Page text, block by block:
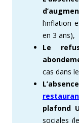
l’inflation
en 3 ans),
Le
cas dans
plafond
sociales